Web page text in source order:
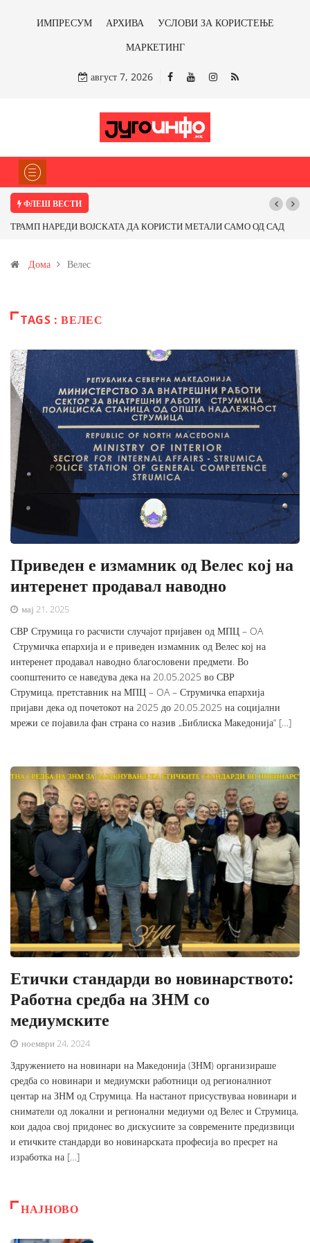
ИМПРЕСУМ АРХИВА
УСЛОВИ ЗА КОРИСТЕЊЕ
МАРКЕТИНГ
август 7, 2026
ФЛЕШ ВЕСТИ
ТРАМП НАРЕДИ ВОЈСКАТА ДА КОРИСТИ МЕТАЛИ САМО ОД САД
Иловица и со антимонот?
Дома Велес
TAGS : ВЕЛЕС
Приведен е измамник од Велес кој на
интеренет продавал наводно
мај 21, 2025
СВР Струмица го расчисти случајот пријавен од МПЦ – OA
Струмичка епархија и е приведен измамник од Велес кој на
интеренет продавал наводно благословени предмети. Во
соопштенито се наведува дека на 20.05.2025 во СВР
Струмица, претставник на МПЦ – OA – Струмичка епархија
пријави дека од почетокот на 2025 до 20.05.2025 на социјални
мрежи се појавила фан страна со назив „Библиска Македонија“ […]
Етички стандарди во новинарството:
Работна средба на ЗНМ со
медиумските
ноември 24, 2024
Здружението на новинари на Македонија (ЗНМ) организираше
средба со новинари и медиумски работници од регионалниот
центар на ЗНМ од Струмица. На настанот присуствуваа новинари и
сниматели од локални и регионални медиуми од Велес и Струмица,
кои дадоа свој придонес во дискусиите за современите предизвици
и етичките стандарди во новинарската професија во пресрет на
изработка на […]
НАЈНОВО